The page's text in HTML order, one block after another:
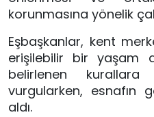
korunmasına yönelik
Eşbaşkanlar, kent
erişilebilir bir yaşam
belirlenen kurallara
vurgularken, esnafın
aldı.